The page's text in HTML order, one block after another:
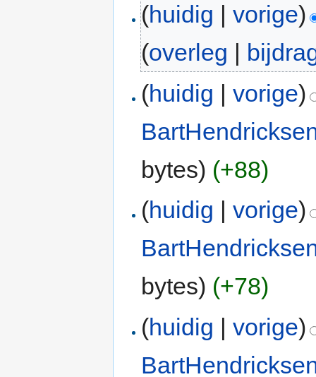
(huidig |vorige)
(overleg
(huidig |vorige)
bytes) (+88)
(huidig |vorige)
bytes) (+78)
(huidig |vorige)